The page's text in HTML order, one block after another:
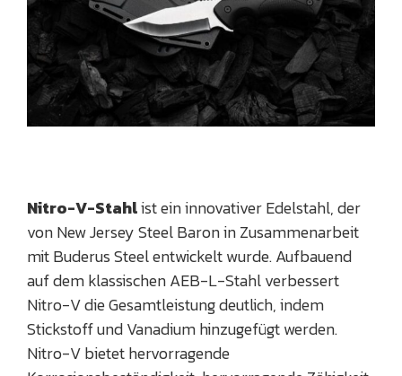
Nitro-V-Stahlist ein innovativer Edelstahl, der
von New Jersey Steel Baron in Zusammenarbeit
mit Buderus Steel entwickelt wurde. Aufbauend
auf dem klassischen AEB-L-Stahl verbessert
Nitro-V die Gesamtleistung deutlich, indem
Stickstoff und Vanadium hinzugefügt werden.
Nitro-V bietet hervorragende